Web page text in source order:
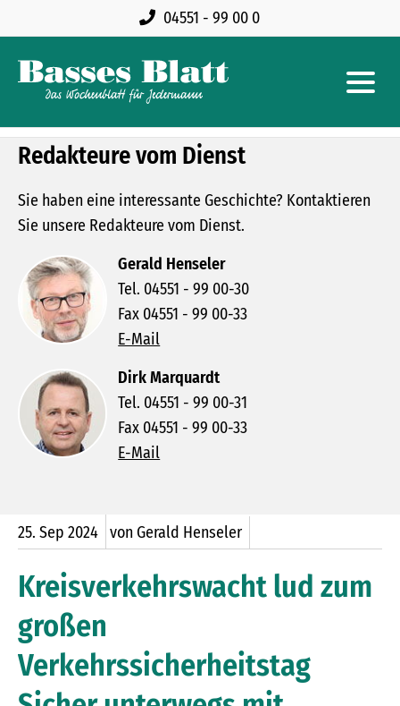
04551 - 99 00 0
Redakteure vom Dienst
Sie haben eine interessante Geschichte? Kontaktieren
Sie unsere Redakteure vom Dienst.
Gerald Henseler
Tel. 04551 - 99 00-30
Fax 04551 - 99 00-33
E-Mail
Dirk Marquardt
Tel. 04551 - 99 00-31
Fax 04551 - 99 00-33
E-Mail
25. Sep 2024 von Gerald Henseler
Kreisverkehrswacht lud zum
großen
Verkehrssicherheitstag